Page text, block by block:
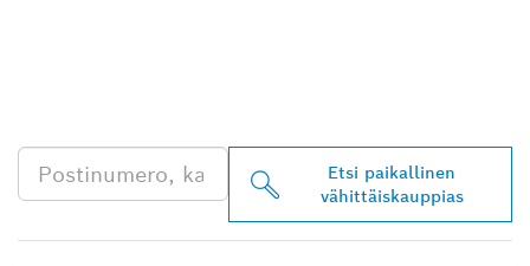
Etsi paikallinen
vähittäiskauppias